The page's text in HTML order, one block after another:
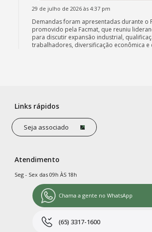
29 de julho de 2026 às 4:37 pm
Demandas foram apresentadas durante o
promovido pela Facmat, que reuniu
para discutir expansão industrial,
trabalhadores, diversificação econômica e
Links rápidos
Seja associado
Atendimento
Seg - Sex das 09h ÀS 18h
Chama a gente no WhatsApp
(65) 3317-1600